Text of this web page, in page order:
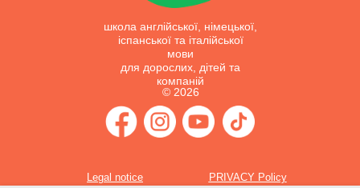
школа англійської, німецької,
іспанської та італійської
мови
для дорослих, дітей та
компаній
© 2026
Legal notice PRIVACY Policy